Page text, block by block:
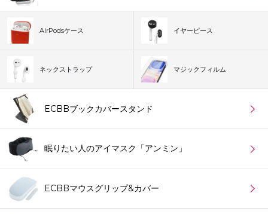
AirPodsケース イヤーピース
ネックストラップ マジックフィルム
ECBBブックカバースタンド
眠りたい人のアイマスク「アンミン」
ECBBマウスグリップ&カバー